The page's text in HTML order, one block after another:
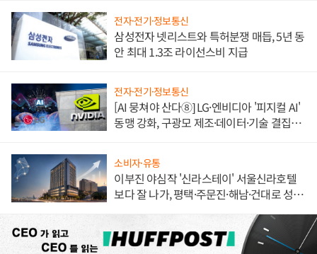
전자·전기·정보통신
삼성전자 넷리스트와 특허분쟁 매듭, 5년 동
안 최대 1.3조 라이선스비 지급
전자·전기·정보통신
[AI 뭉쳐야 산다⑧] LG·엔비디아 '피지컬 AI'
동맹 강화, 구광모 제조·데이터·기술 결집
소비자·유통
이부진 야심작 '신라스테이' 서울신라호텔
보다 잘 나가, 평택·주문진·해남·건대로 성